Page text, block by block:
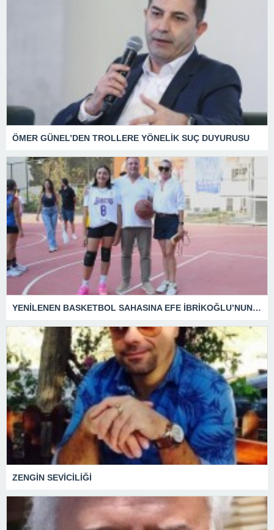
ÖMER GÜNEL’DEN TROLLERE YÖNELİK SUÇ DUYURUSU
YENİLENEN BASKETBOL SAHASINA EFE İBRİKOĞLU’NUN ADI VERİLDİ
ZENGİN SEVİCİLİĞİ